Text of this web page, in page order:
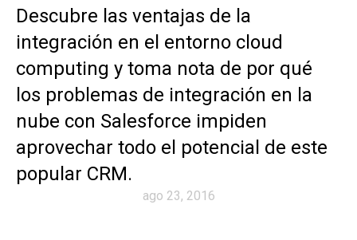
Descubre las ventajas de la
integración en el entorno cloud
computing y toma nota de por qué
los problemas de integración en la
nube con Salesforce impiden
aprovechar todo el potencial de este
popular CRM.
ago 23, 2016